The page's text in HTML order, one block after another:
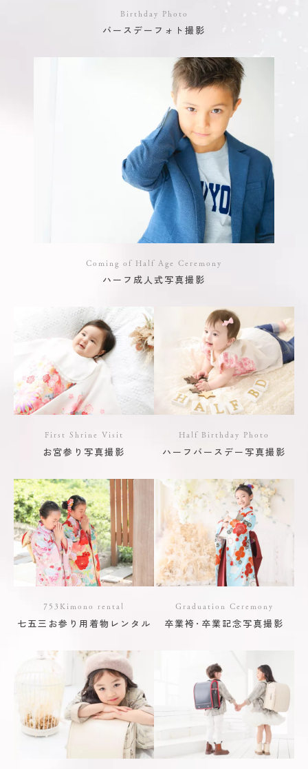
Birthday Photo
バースデーフォト撮影
Coming of Half Age Ceremony
ハーフ成人式写真撮影
First Shrine Visit
お宮参り写真撮影
Half Birthday Photo
ハーフバースデー写真撮影
753Kimono rental
七五三お参り用着物レンタル
Graduation Ceremony
卒業袴･卒業記念写真撮影